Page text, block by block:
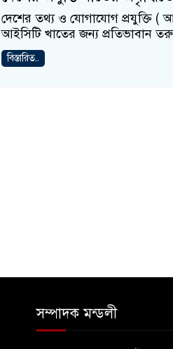
দেশের তথ্য ও যোগাযোগ প্রযুক্তি (
আইসিটি খাতের জন্য প্রতিভাবান
বিস্তারিত..
সম্পাদক মন্ডলী